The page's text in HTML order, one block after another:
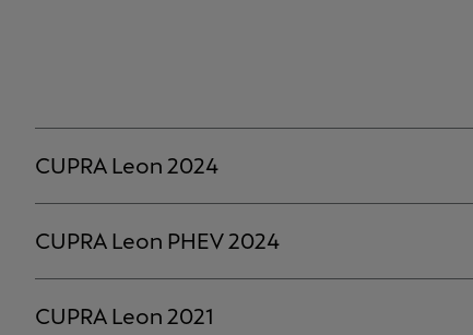
CUPRA Leon 2024
CUPRA Leon PHEV 2024
CUPRA Leon 2021